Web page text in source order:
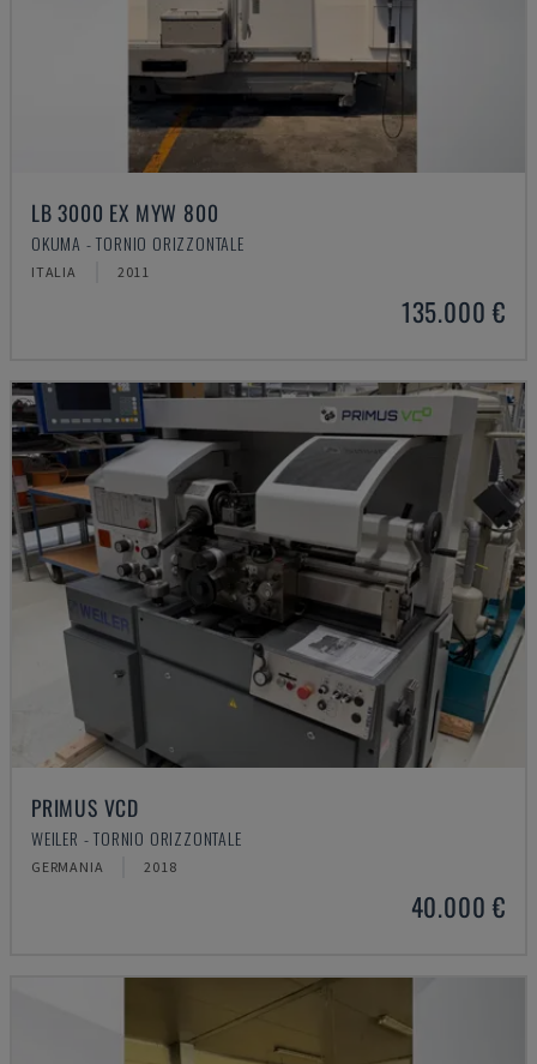
LB 3000 EX MYW 800
OKUMA - TORNIO ORIZZONTALE
ITALIA 2011
135.000 €
PRIMUS VCD
WEILER - TORNIO ORIZZONTALE
GERMANIA 2018
40.000 €